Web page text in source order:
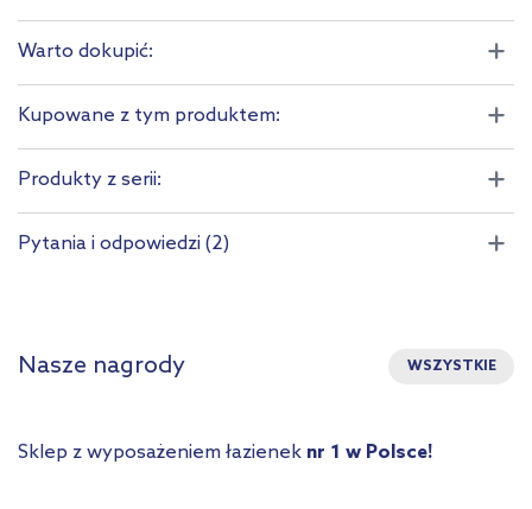
Warto dokupić:
Kupowane z tym produktem:
Produkty z serii:
Pytania i odpowiedzi (2)
Nasze nagrody WSZYSTKIE
Sklep z wyposażeniem łazienek nr 1 w Polsce!